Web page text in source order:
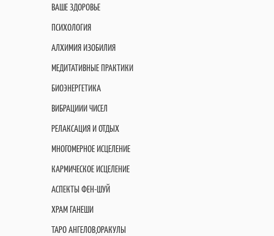
ВАШЕ ЗДОРОВЬЕ
ПСИХОЛОГИЯ
АЛХИМИЯ ИЗОБИЛИЯ
МЕДИТАТИВНЫЕ ПРАКТИКИ
БИОЭНЕРГЕТИКА
ВИБРАЦИИИ ЧИСЕЛ
РЕЛАКСАЦИЯ И ОТДЫХ
МНОГОМЕРНОЕ ИСЦЕЛЕНИЕ
КАРМИЧЕСКОЕ ИСЦЕЛЕНИЕ
АСПЕКТЫ ФЕН-ШУЙ
ХРАМ ГАНЕШИ
ТАРО АНГЕЛОВ,ОРАКУЛЫ